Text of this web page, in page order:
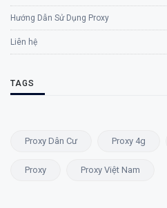
Hướng Dẫn Sử Dụng Proxy
Liên hệ
TAGS
Proxy Dân Cư Proxy 4g
Proxy Proxy Việt Nam